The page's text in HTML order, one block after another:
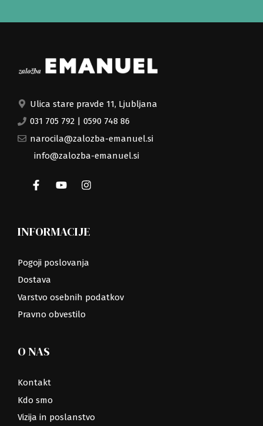
Ulica stare pravde 11, Ljubljana
031 705 792 | 0590 748 86
narocila@zalozba-emanuel.si
info@zalozba-emanuel.si
INFORMACIJE
Pogoji poslovanja
Dostava
Varstvo osebnih podatkov
Pravno obvestilo
O NAS
Kontakt
Kdo smo
Vizija in poslanstvo